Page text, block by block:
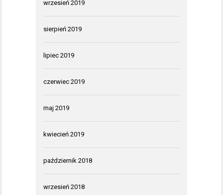
wrzesień 2019
sierpień 2019
lipiec 2019
czerwiec 2019
maj 2019
kwiecień 2019
październik 2018
wrzesień 2018